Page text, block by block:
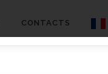
CONTACTS